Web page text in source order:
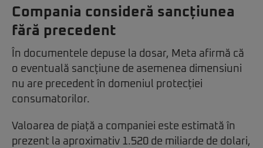
Compania consideră sancțiunea
fără precedent
În documentele depuse la dosar, Meta afirmă că
o eventuală sancțiune de asemenea dimensiuni
nu are precedent în domeniul protecției
consumatorilor.
Valoarea de piață a companiei este estimată în
prezent la aproximativ 1.520 de miliarde de dolari,